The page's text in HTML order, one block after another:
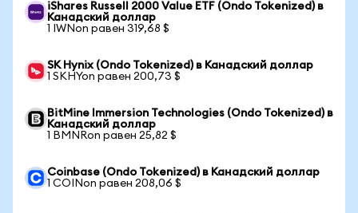
iShares Russell 2000 Value ETF (Ondo Tokenized) в
Канадский доллар
1 IWNon равен 319,68 $
SK Hynix (Ondo Tokenized) в Канадский доллар
1 SKHYon равен 200,73 $
BitMine Immersion Technologies (Ondo Tokenized) в
Канадский доллар
1 BMNRon равен 25,82 $
Coinbase (Ondo Tokenized) в Канадский доллар
1 COINon равен 208,06 $